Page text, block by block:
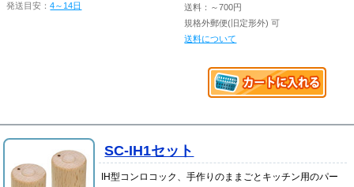
発送目安：4～14日
送料：～700円
規格外郵便(旧定形外) 可
送料について
SC-IH1セット
IH型コンロコック、手作りのままごとキッチン用のパー